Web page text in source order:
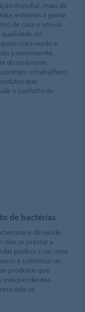
mundial, mais de
estamos a gastar
de casa e isto só
do
verde e
proeminente.
do ambiente
e trabalham,
que
e conforto do
de bactérias
e de saúde
se prestar a
podem criar uma
é substituir os
produtos que
independentes
não se